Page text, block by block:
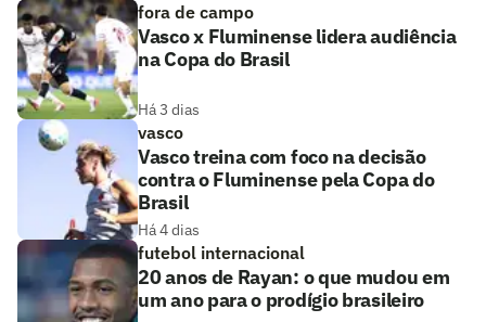
fora de campo
Vasco x Fluminense lidera audiência
na Copa do Brasil
Há 3 dias
vasco
Vasco treina com foco na decisão
contra o Fluminense pela Copa do
Brasil
Há 4 dias
futebol internacional
20 anos de Rayan: o que mudou em
um ano para o prodígio brasileiro